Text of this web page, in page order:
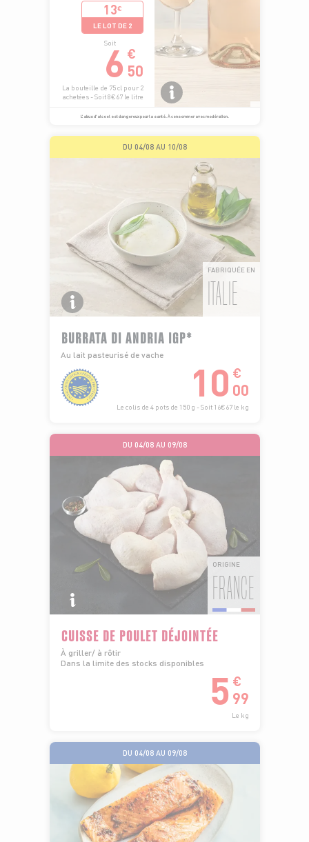
13€
LE LOT DE 2
Soit
6 €
50
La bouteille de 75 cl pour 2
achetées - Soit 8€67 le litre
L’abus d’alcool est dangereux pour la santé. À consommer avec modération.
DU 04/08 AU 10/08
FABRIQUÉE EN
ITALIE
BURRATA DI ANDRIA IGP*
Au lait pasteurisé de vache
10 €
00
Le colis de 4 pots de 150 g - Soit 16€67 le kg
DU 04/08 AU 09/08
ORIGINE
FRANCE
CUISSE DE POULET DÉJOINTÉE
À griller/ à rôtir
Dans la limite des stocks disponibles
5 €
99
Le kg
DU 04/08 AU 09/08